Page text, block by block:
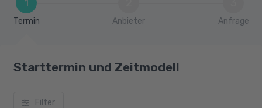
1
Termin Anbieter Anfrage
Starttermin und Zeitmodell
Filter